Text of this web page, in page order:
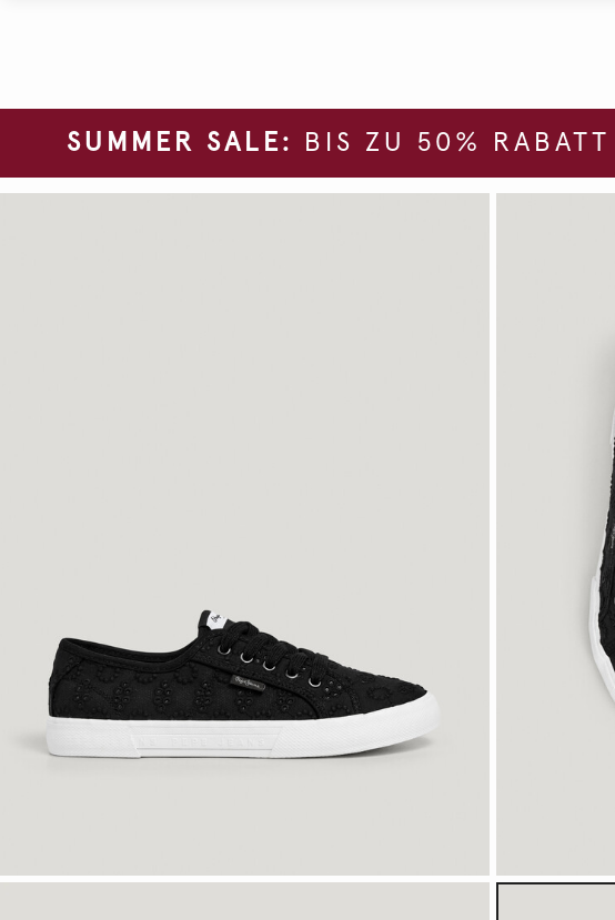
SUMMER SALE: BIS ZU 50% RABATT